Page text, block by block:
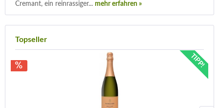
Cremant, ein reinrassiger... mehr erfahren »
Topseller
TIPP!